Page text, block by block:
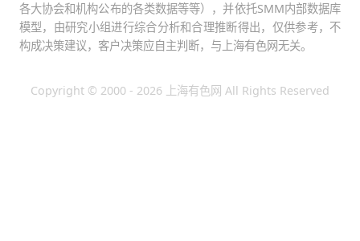
各大协会和机构公布的各类数据等等），并依托SMM内部数据库
模型，由研究小组进行综合分析和合理推断得出，仅供参考，不
构成决策建议，客户决策应自主判断，与上海有色网无关。
Copyright © 2000 - 2026 上海有色网 All Rights Reserved